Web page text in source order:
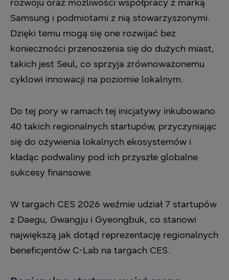
rozwoju oraz możliwości współpracy z marką
Samsung i podmiotami z nią stowarzyszonymi.
Dzięki temu mogą się one rozwijać bez
konieczności przenoszenia się do dużych miast,
takich jest Seul, co sprzyja zrównoważonemu
cyklowi innowacji na poziomie lokalnym.
Do tej pory w ramach tej inicjatywy inkubowano
40 takich regionalnych startupów, przyczyniając
się do ożywienia lokalnych ekosystemów i
kładąc podwaliny pod ich przyszłe globalne
sukcesy finansowe.
W targach CES 2026 weźmie udział 7 startupów
z Daegu, Gwangju i Gyeongbuk, co stanowi
największą jak dotąd reprezentację regionalnych
beneficjentów C-Lab na targach CES.